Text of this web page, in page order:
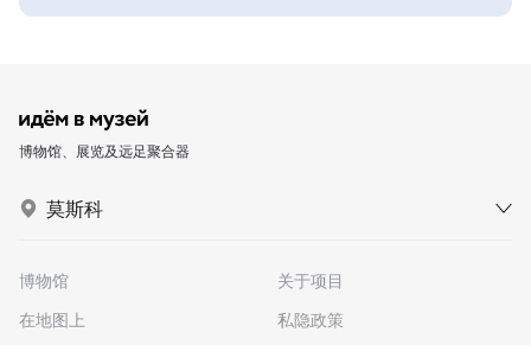
博物馆、展览及远足聚合器
莫斯科
博物馆
在地图上
关于项目
私隐政策